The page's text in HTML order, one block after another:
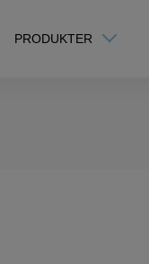
PRODUKTER